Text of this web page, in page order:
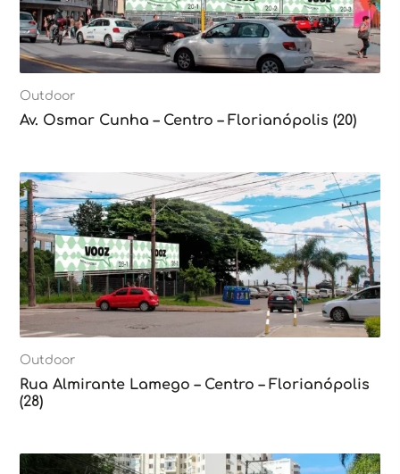
Outdoor
Av. Osmar Cunha – Centro – Florianópolis (20)
Outdoor
Rua Almirante Lamego – Centro – Florianópolis
(28)